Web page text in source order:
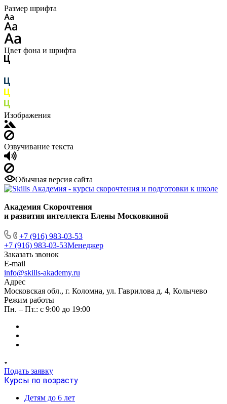
Размер шрифта
Цвет фона и шрифта
Изображения
Озвучивание текста
Обычная версия сайта
Академия Скорочтения
и развития интеллекта Елены Московкиной
+7 (916) 983-03-53
+7 (916) 983-03-53Менеджер
Заказать звонок
E-mail
info@skills-akademy.ru
Адрес
Московская обл., г. Коломна, ул. Гаврилова д. 4, Колычево
Режим работы
Пн. – Пт.: с 9:00 до 19:00
Подать заявку
Курсы по возрасту
Детям до 6 лет